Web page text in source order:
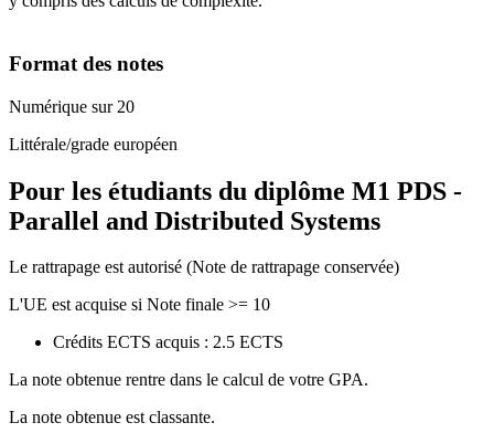
Format des notes
Numérique sur 20
Littérale/grade européen
Pour les étudiants du diplôme M1 PDS -
Parallel and Distributed Systems
Le rattrapage est autorisé (Note de rattrapage conservée)
L'UE est acquise si Note finale >= 10
Crédits ECTS acquis : 2.5 ECTS
La note obtenue rentre dans le calcul de votre GPA.
La note obtenue est classante.